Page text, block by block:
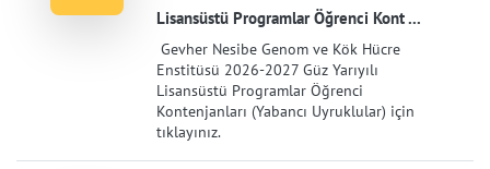
Lisansüstü Programlar Öğrenci Kont ...
Gevher Nesibe Genom ve Kök Hücre
Enstitüsü 2026-2027 Güz Yarıyılı
Lisansüstü Programlar Öğrenci
Kontenjanları (Yabancı Uyruklular) için
tıklayınız.